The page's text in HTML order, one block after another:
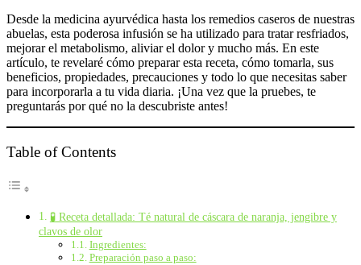
Desde la medicina ayurvédica hasta los remedios caseros de nuestras
abuelas, esta poderosa infusión se ha utilizado para tratar resfriados,
mejorar el metabolismo, aliviar el dolor y mucho más. En este
artículo, te revelaré cómo preparar esta receta, cómo tomarla, sus
beneficios, propiedades, precauciones y todo lo que necesitas saber
para incorporarla a tu vida diaria. ¡Una vez que la pruebes, te
preguntarás por qué no la descubriste antes!
Table of Contents
🧪 Receta detallada: Té natural de cáscara de naranja, jengibre y
clavos de olor
Ingredientes:
Preparación paso a paso: